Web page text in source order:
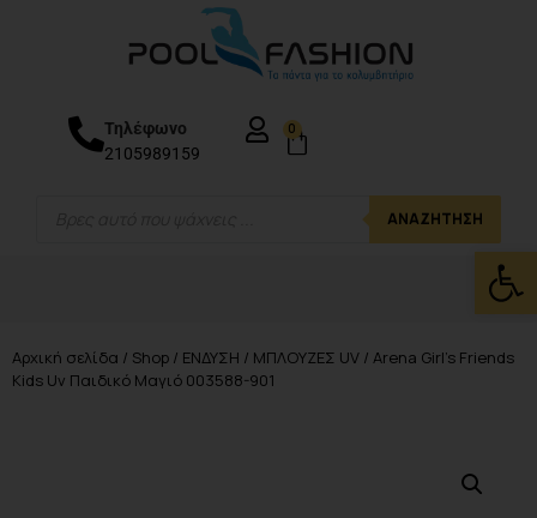
ΑΝΑΖΉΤΗΣΗ
Τηλέφωνο
2105989159
0
Αρχική σελίδα / Shop / ΕΝΔΥΣΗ / ΜΠΛΟΥΖΕΣ UV / Arena Girl’s Friends
Kids Uv Παιδικό Μαγιό 003588-901